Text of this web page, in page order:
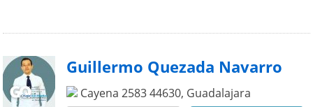
Guillermo Quezada Navarro
Cayena 2583 44630, Guadalajara